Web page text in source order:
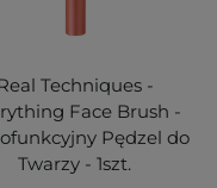
Techniques -
Face Brush -
Pędzel do
Twarzy - 1szt.